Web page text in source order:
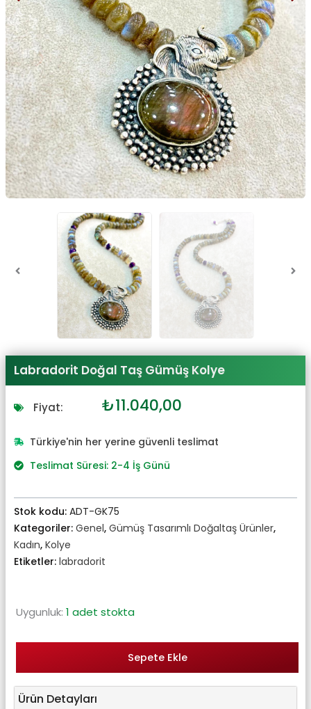
Labradorit Doğal Taş Gümüş Kolye
Fiyat: Orijinal
₺12.144,00.
₺11.040,00
fiyat:
Türkiye'nin her yerine güvenli teslimat
Teslimat Süresi: 2-4 İş Günü
Stok kodu: ADT-GK75
Kategoriler: Genel, Gümüş Tasarımlı Doğaltaş Ürünler,
Kadın, Kolye
Etiketler: labradorit
Uygunluk: 1 adet stokta
Sepete Ekle
Ürün Detayları